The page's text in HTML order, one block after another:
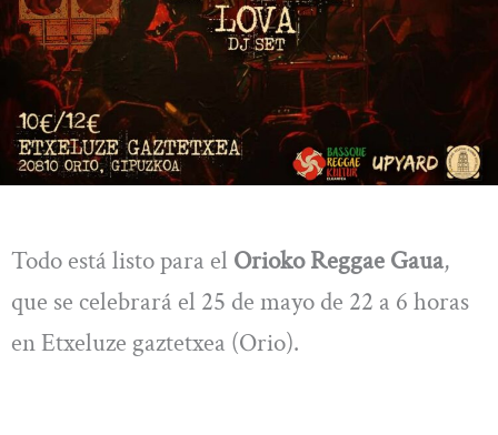
Todo está listo para el Orioko Reggae Gaua,
que se celebrará el 25 de mayo de 22 a 6 horas
en Etxeluze gaztetxea (Orio).